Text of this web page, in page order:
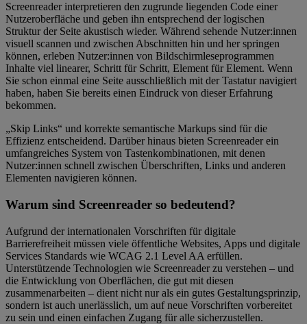
Screenreader interpretieren den zugrunde liegenden Code einer
Nutzeroberfläche und geben ihn entsprechend der logischen
Struktur der Seite akustisch wieder. Während sehende Nutzer:innen
visuell scannen und zwischen Abschnitten hin und her springen
können, erleben Nutzer:innen von Bildschirmleseprogrammen
Inhalte viel linearer, Schritt für Schritt, Element für Element. Wenn
Sie schon einmal eine Seite ausschließlich mit der Tastatur navigiert
haben, haben Sie bereits einen Eindruck von dieser Erfahrung
bekommen.
„Skip Links“ und korrekte semantische Markups sind für die
Effizienz entscheidend. Darüber hinaus bieten Screenreader ein
umfangreiches System von Tastenkombinationen, mit denen
Nutzer:innen schnell zwischen Überschriften, Links und anderen
Elementen navigieren können.
Warum sind Screenreader so bedeutend?
Aufgrund der internationalen Vorschriften für digitale
Barrierefreiheit müssen viele öffentliche Websites, Apps und digitale
Services Standards wie WCAG 2.1 Level AA erfüllen.
Unterstützende Technologien wie Screenreader zu verstehen – und
die Entwicklung von Oberflächen, die gut mit diesen
zusammenarbeiten – dient nicht nur als ein gutes Gestaltungsprinzip,
sondern ist auch unerlässlich, um auf neue Vorschriften vorbereitet
zu sein und einen einfachen Zugang für alle sicherzustellen.